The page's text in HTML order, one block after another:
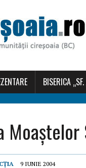
BISERICA
9 IUNIE 2004